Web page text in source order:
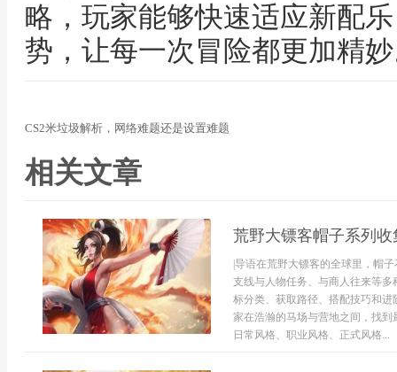
略，玩家能够快速适应新配
势，让每一次冒险都更加精
CS2米垃圾解析，网络难题还是设置难题
相关文章
荒野大镖客帽子系列收
|导语在荒野大镖客的全球里，帽
支线与人物任务、与商人往来等
标分类、获取路径、搭配技巧和
家在浩瀚的马场与营地之间，找
日常风格、职业风格、正式风格...